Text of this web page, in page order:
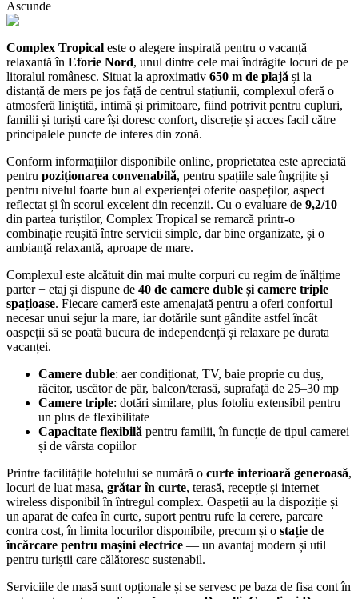
Ascunde
Complex Tropical este o alegere inspirată pentru o vacanță
relaxantă în Eforie Nord, unul dintre cele mai îndrăgite locuri de pe
litoralul românesc. Situat la aproximativ 650 m de plajă și la
distanță de mers pe jos față de centrul stațiunii, complexul oferă o
atmosferă liniștită, intimă și primitoare, fiind potrivit pentru cupluri,
familii și turiști care își doresc confort, discreție și acces facil către
principalele puncte de interes din zonă.
Conform informațiilor disponibile online, proprietatea este apreciată
pentru poziționarea convenabilă, pentru spațiile sale îngrijite și
pentru nivelul foarte bun al experienței oferite oaspeților, aspect
reflectat și în scorul excelent din recenzii. Cu o evaluare de 9,2/10
din partea turiștilor, Complex Tropical se remarcă printr-o
combinație reușită între servicii simple, dar bine organizate, și o
ambianță relaxantă, aproape de mare.
Complexul este alcătuit din mai multe corpuri cu regim de înălțime
parter + etaj și dispune de 40 de camere duble și camere triple
spațioase. Fiecare cameră este amenajată pentru a oferi confortul
necesar unui sejur la mare, iar dotările sunt gândite astfel încât
oaspeții să se poată bucura de independență și relaxare pe durata
vacanței.
Camere duble: aer condiționat, TV, baie proprie cu duș,
răcitor, uscător de păr, balcon/terasă, suprafață de 25–30 mp
Camere triple: dotări similare, plus fotoliu extensibil pentru
un plus de flexibilitate
Capacitate flexibilă pentru familii, în funcție de tipul camerei
și de vârsta copiilor
Printre facilitățile hotelului se numără o curte interioară generoasă,
locuri de luat masa, grătar în curte, terasă, recepție și internet
wireless disponibil în întregul complex. Oaspeții au la dispoziție și
un aparat de cafea în curte, suport pentru rufe la cerere, parcare
contra cost, în limita locurilor disponibile, precum și o stație de
încărcare pentru mașini electrice — un avantaj modern și util
pentru turiștii care călătoresc sustenabil.
Serviciile de masă sunt opționale și se servesc pe baza de fisa cont în